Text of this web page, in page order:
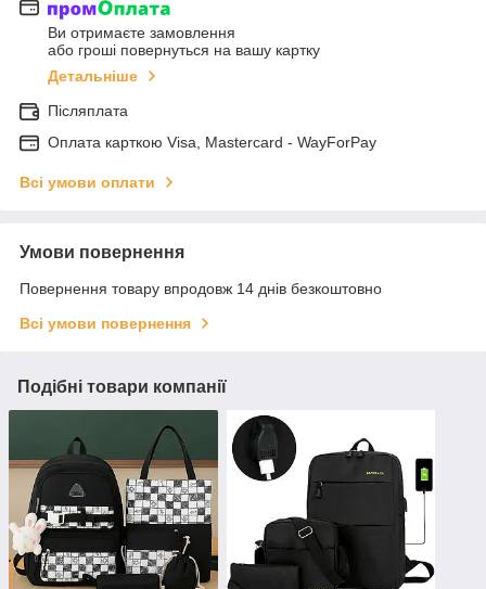
Ви отримаєте замовлення
або гроші повернуться на вашу картку
Детальніше
Післяплата
Оплата карткою Visa, Mastercard - WayForPay
Всі умови оплати
Умови повернення
Повернення товару впродовж 14 днів безкоштовно
Всі умови повернення
Подібні товари компанії